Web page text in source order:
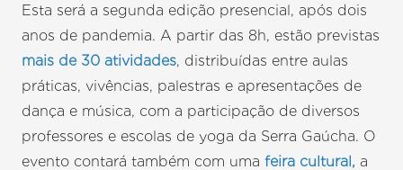
Esta será a segunda edição presencial, após dois
anos de pandemia. A partir das 8h, estão previstas
mais de 30 atividades, distribuídas entre aulas
práticas, vivências, palestras e apresentações de
dança e música, com a participação de diversos
professores e escolas de yoga da Serra Gaúcha. O
evento contará também com umafeira cultural, a